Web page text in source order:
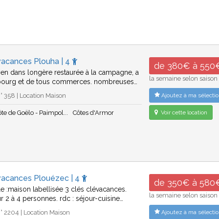
Plouha | 4
dans longère restaurée à la campagne, a
et de tous commerces. nombreuses…
358 | Location Maison
de Goëlo - Paimpol... Côtes d'Armor
de 380€ à
la semaine selon saison
Ajoutez à ma
Voir cette location
Plouézec | 4
:maison labellisée 3 clés clévacances.
2 à 4 personnes. rdc : séjour-cuisine…
2204 | Location Maison
de 350€ à
la semaine selon saison
Ajoutez à ma